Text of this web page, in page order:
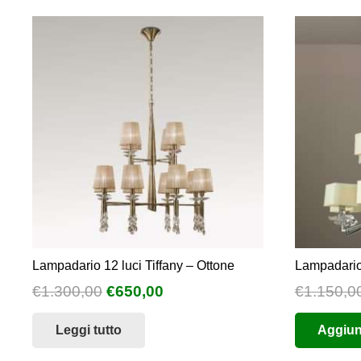
Lampadario 12 luci Tiffany – Ottone
€1.300,00 Il
originale
€650,00
Leggi tutto
€